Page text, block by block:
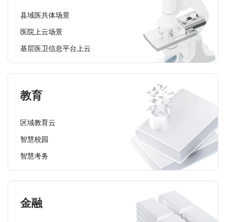
县域医共体场景
医院上云场景
基层医卫信息平台上云
教育
区域教育云
智慧校园
智慧考务
金融